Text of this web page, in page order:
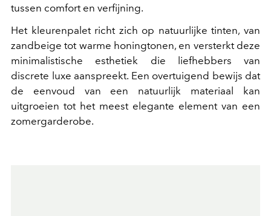
tussen comfort en verfijning.
Het kleurenpalet richt zich op natuurlijke tinten, van
zandbeige tot warme honingtonen, en versterkt deze
minimalistische esthetiek die liefhebbers van
discrete luxe aanspreekt. Een overtuigend bewijs dat
de eenvoud van een natuurlijk materiaal kan
uitgroeien tot het meest elegante element van een
zomergarderobe.